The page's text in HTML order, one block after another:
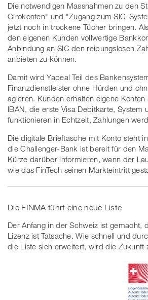
Die notwendigen Massnahmen zu den
Girokonten" und "Zugang zum SIC-
jetzt noch in trockene Tücher bringen.
den eigenen Kunden vollwertige
Anbindung an SIC den reibungslosen
anbieten zu können.
Damit wird Yapeal Teil des
Finanzdienstleister ohne Hürden und
agieren. Kunden erhalten eigene
IBAN, die erste Visa Debitkarte, System
funktionieren in Echtzeit, Zahlungen
Die digitale Brieftasche mit Konto steht
die Challenger-Bank ist bereit für den
Kürze darüber informieren, wann der
wie das FinTech seinen Markteintritt
Die FINMA führt eine neue Liste
Der Anfang in der Schweiz ist gemacht,
Lizenz ist Tatsache. Wie schnell und
die Liste sich erweitert, wird die Zukunft